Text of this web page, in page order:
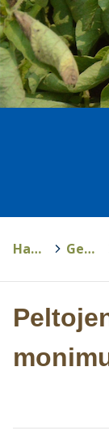
Hankkeet > GeenivaraOppi